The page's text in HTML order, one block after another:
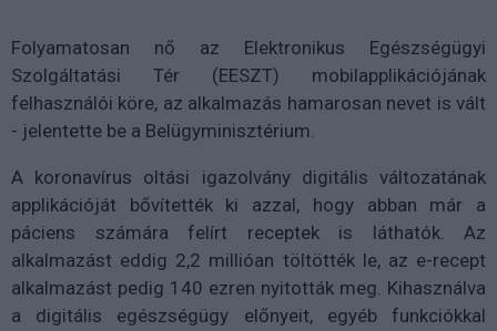
Folyamatosan nő az Elektronikus Egészségügyi
Szolgáltatási Tér (EESZT) mobilapplikációjának
felhasználói köre, az alkalmazás hamarosan nevet is vált
- jelentette be a Belügyminisztérium.
A koronavírus oltási igazolvány digitális változatának
applikációját bővítették ki azzal, hogy abban már a
páciens számára felírt receptek is láthatók. Az
alkalmazást eddig 2,2 millióan töltötték le, az e-recept
alkalmazást pedig 140 ezren nyitották meg. Kihasználva
a digitális egészségügy előnyeit, egyéb funkciókkal